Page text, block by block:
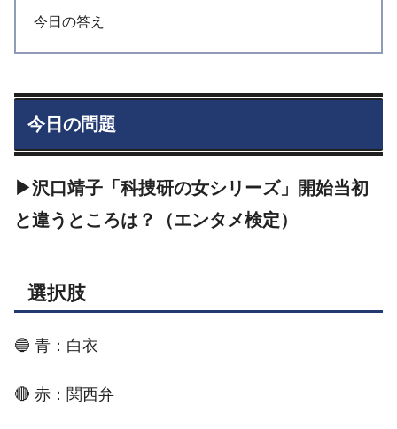
今日の答え
今日の問題
▶沢口靖子「科捜研の女シリーズ」開始当初
と違うところは？（エンタメ検定）
選択肢
🔵 青：白衣
🔴 赤：関西弁